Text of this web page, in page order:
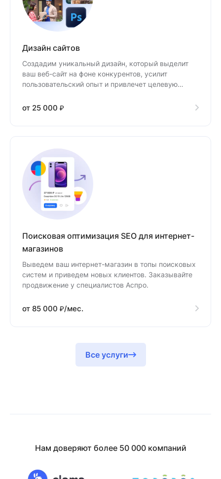
Дизайн сайтов
Создадим уникальный дизайн, который выделит
ваш веб-сайт на фоне конкурентов, усилит
пользовательский опыт и привлечет целевую
от 25 000 ₽
Поисковая оптимизация SEO для интернет-
магазинов
Выведем ваш интернет-магазин в топы поисковых
систем и приведем новых клиентов. Заказывайте
продвижение у специалистов Аспро.
от 85 000 ₽/мес.
Все услуги
Нам доверяют более 50 000 компаний